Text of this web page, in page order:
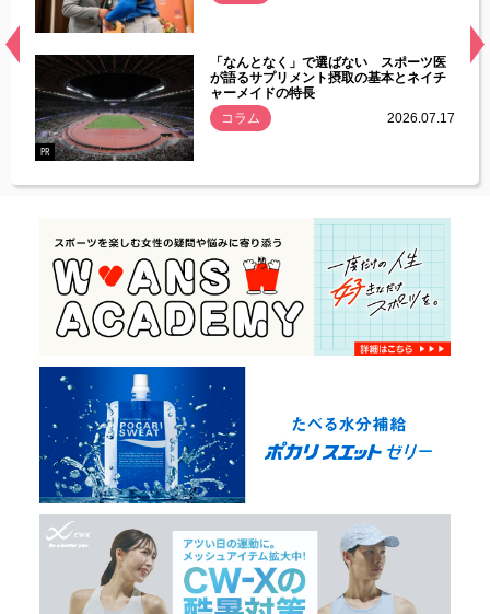
常
PR
「なんとなく」で選ばない スポーツ医
が語るサプリメント摂取の基本とネイチ
ャーメイドの特長
コラム
2026.07.17